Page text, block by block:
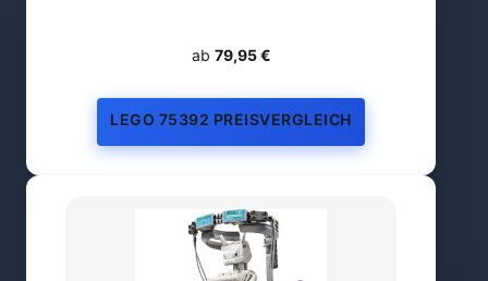
ab 79,95 €
LEGO 75392 PREISVERGLEICH